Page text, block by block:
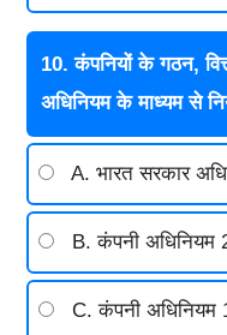
10. कंपनियों के गठन,
अधिनियम के माध्यम से
A. भारत सरकार
B. कंपनी अधिनियम
C. कंपनी अधिनियम